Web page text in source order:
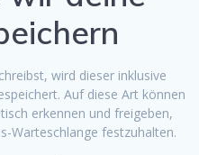
wird dieser inklusive
Auf diese Art können
erkennen und freigeben,
Warteschlange festzuhalten.